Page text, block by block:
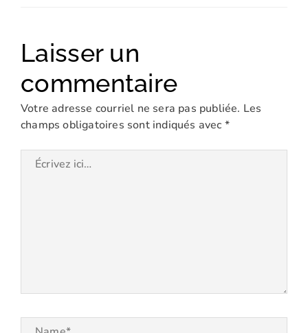
Laisser un
commentaire
Votre adresse courriel ne sera pas publiée. Les
champs obligatoires sont indiqués avec *
Écrivez
Name*